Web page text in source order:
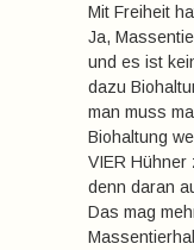
Mit Freiheit
Ja,
und es ist
dazu
man muss
Biohaltung
VIER Hühner
denn daran
Das mag